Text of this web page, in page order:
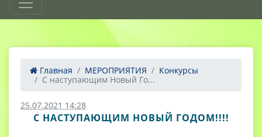
Главная МЕРОПРИЯТИЯ
Конкурсы
С наступающим Новый Го...
25.07.2021 14:28
С НАСТУПАЮЩИМ НОВЫЙ ГОДОМ!!!!